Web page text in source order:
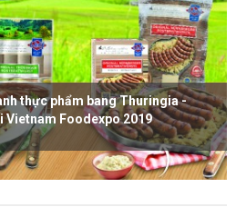
thực phẩm bang Thuringia -
Vietnam Foodexpo 2019